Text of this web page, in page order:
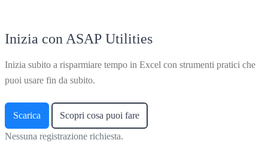
Inizia con ASAP Utilities
Inizia subito a risparmiare tempo in Excel con strumenti pratici che
puoi usare fin da subito.
Scarica Scopri cosa puoi fare
Nessuna registrazione richiesta.